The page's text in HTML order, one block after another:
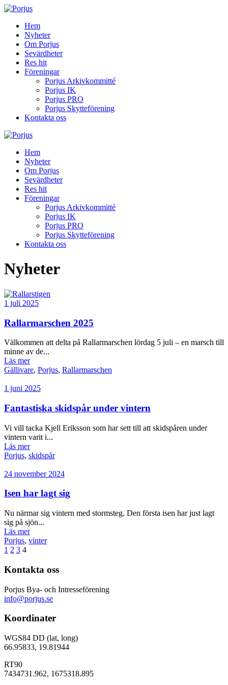
Hem
Nyheter
Om Porjus
Sevärdheter
Res hit
Föreningar
Porjus Arkivkommitté
Porjus IK
Porjus PRO
Porjus Skytteförening
Kontakta oss
Hem
Nyheter
Om Porjus
Sevärdheter
Res hit
Föreningar
Porjus Arkivkommitté
Porjus IK
Porjus PRO
Porjus Skytteförening
Kontakta oss
Nyheter
1 juli 2025
Rallarmarschen 2025
Välkommen att delta på Rallarmarschen lördag 5 juli – en marsch till
minne av de...
Läs mer
Gällivare, Porjus, Rallarmarschen
1 juni 2025
Fantastiska skidspår under vintern
Vi vill tacka Kjell Eriksson som har sett till att skidspåren under
vintern varit i...
Läs mer
Porjus, skidspår
24 november 2024
Isen har lagt sig
Nu närmar sig vintern med stormsteg. Den första isen har just lagt
sig på sjön...
Läs mer
Porjus, vinter
1 2 3 4
Kontakta oss
Porjus Bya- och Intresseförening
info@porjus.se
Koordinater
WGS84 DD (lat, long)
66.95833, 19.81944
RT90
7434731.962, 1675318.895